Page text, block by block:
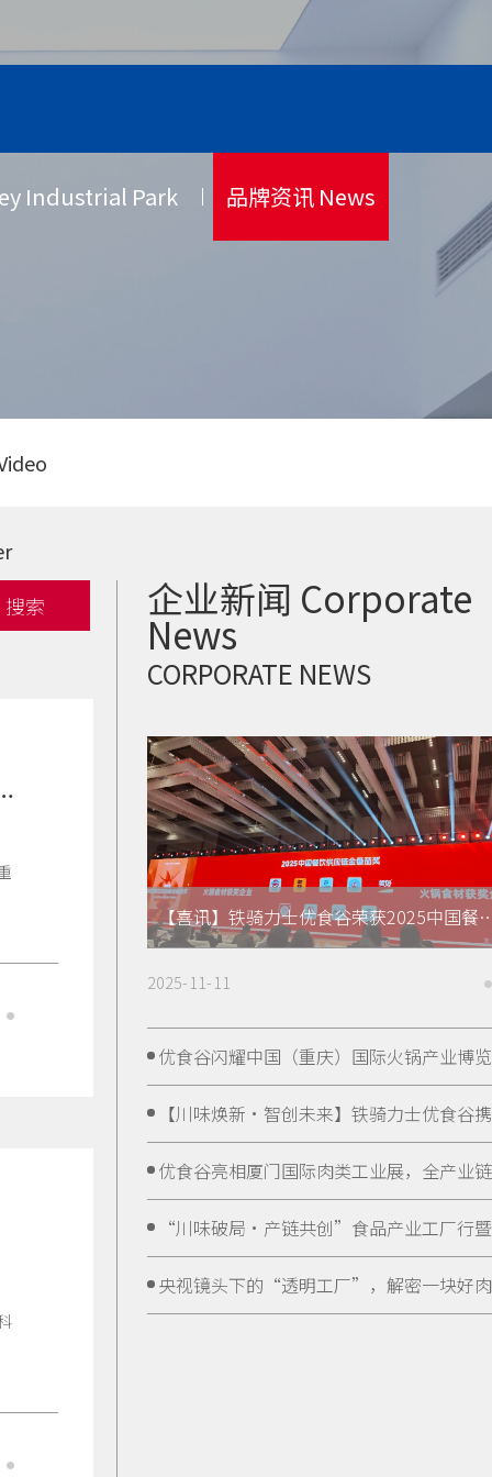
Industrial Park 品牌资讯 News
量的“硬支撑”
企业新闻 Corporate
News
CORPORATE NEWS
【喜讯】铁骑力士优食谷
2025-11-11
优食谷闪耀中国（重庆）国际火锅产业博
【川味焕新•智创未来】铁骑力士优食谷
优食谷亮相厦门国际肉类工业展，全产业
“川味破局•产链共创”食品产业工厂行
央视镜头下的“透明工厂”，解密一块好